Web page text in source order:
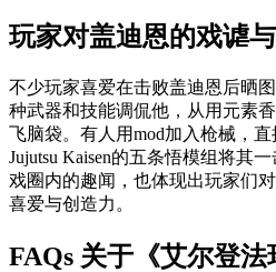
玩家对盖迪恩的戏谑
不少玩家喜爱在击败盖迪恩后晒
种武器和技能调侃他，从用元素
飞脑袋。有人用mod加入枪械，
Jujutsu Kaisen的五条悟模组将其
戏圈内的趣闻，也体现出玩家们
喜爱与创造力。
FAQs 关于《艾尔登法